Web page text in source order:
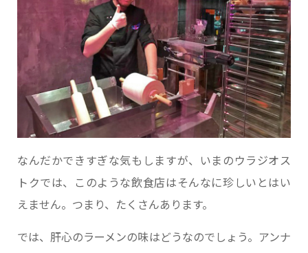
なんだかできすぎな気もしますが、いまのウラジオス
トクでは、このような飲食店はそんなに珍しいとはい
えません。つまり、たくさんあります。
では、肝心のラーメンの味はどうなのでしょう。アンナ